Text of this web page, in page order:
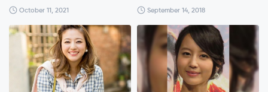
October 11, 2021 September 14, 2018